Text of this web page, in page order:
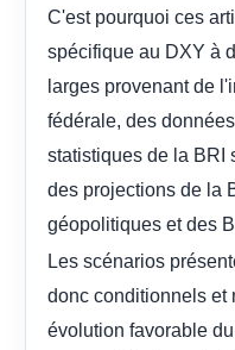
C'est pourquoi ces
spécifique au DXY à
larges provenant de
fédérale, des
statistiques de la BRI
des projections de la
géopolitiques et des
Les scénarios
donc conditionnels et
évolution favorable